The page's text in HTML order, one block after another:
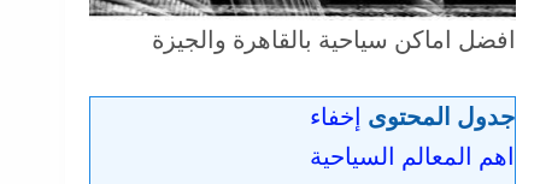
افضل اماكن سياحية بالقاهرة والجيزة
جدول المحتوى إخفاء
اهم المعالم السياحية